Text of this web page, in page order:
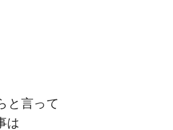
と言って
は